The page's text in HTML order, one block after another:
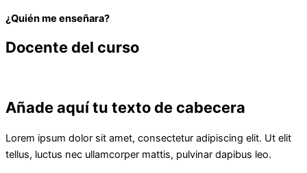
¿Quién me enseñara?
Docente del curso
Añade aquí tu texto de cabecera
Lorem ipsum dolor sit amet, consectetur adipiscing elit. Ut elit
tellus, luctus nec ullamcorper mattis, pulvinar dapibus leo.